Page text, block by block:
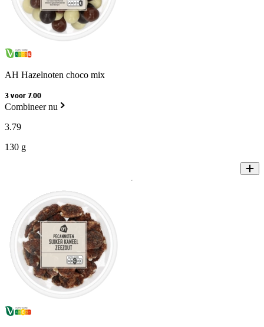
AH Hazelnoten choco mix
3 voor 7.00
Combineer nu
3.79
130 g